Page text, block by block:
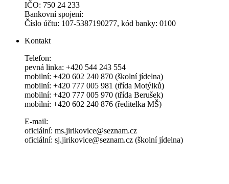
IČO: 750 24 233
Bankovní spojení:
Číslo účtu: 107-5387190277, kód banky: 0100
Kontakt
Telefon:
pevná linka: +420 544 243 554
mobilní: +420 602 240 870 (školní jídelna)
mobilní: +420 777 005 981 (třída Motýlků)
mobilní: +420 777 005 970 (třída Berušek)
mobilní: +420 602 240 876 (ředitelka MŠ)
E-mail:
oficiální: ms.jirikovice@seznam.cz
oficiální: sj.jirikovice@seznam.cz (školní jídelna)